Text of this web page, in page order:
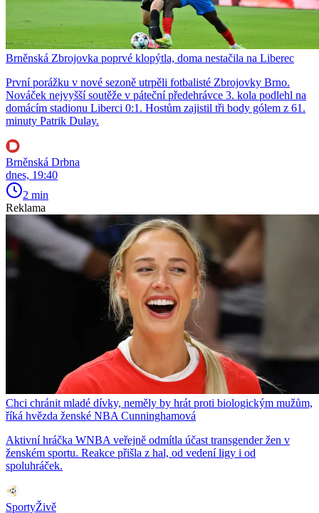
Brněnská Zbrojovka poprvé klopýtla, doma nestačila na Liberec
První porážku v nové sezoně utrpěli fotbalisté Zbrojovky Brno.
Nováček nejvyšší soutěže v páteční předehrávce 3. kola podlehl na
domácím stadionu Liberci 0:1. Hostům zajistil tři body gólem z 61.
minuty Patrik Dulay.
Brněnská Drbna
dnes, 19:40
2 min
Reklama
Chci chránit mladé dívky, neměly by hrát proti biologickým mužům,
říká hvězda ženské NBA Cunninghamová
Aktivní hráčka WNBA veřejně odmítla účast transgender žen v
ženském sportu. Reakce přišla z hal, od vedení ligy i od
spoluhráček.
SportyŽivě